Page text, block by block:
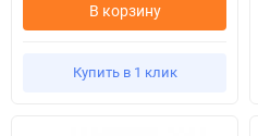
В корзину
Купить в 1 клик